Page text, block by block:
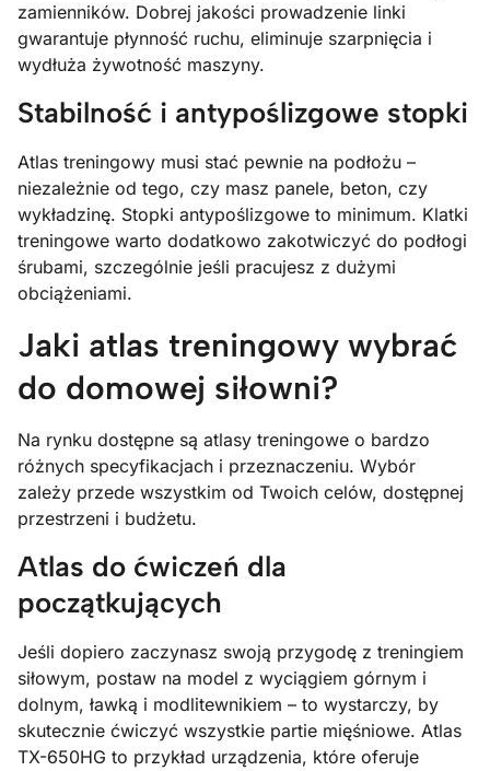
zamienników. Dobrej jakości prowadzenie linki
gwarantuje płynność ruchu, eliminuje szarpnięcia i
wydłuża żywotność maszyny.
Stabilność i antypoślizgowe stopki
Atlas treningowy musi stać pewnie na podłożu –
niezależnie od tego, czy masz panele, beton, czy
wykładzinę. Stopki antypoślizgowe to minimum. Klatki
treningowe warto dodatkowo zakotwiczyć do podłogi
śrubami, szczególnie jeśli pracujesz z dużymi
obciążeniami.
Jaki atlas treningowy wybrać
do domowej siłowni?
Na rynku dostępne są atlasy treningowe o bardzo
różnych specyfikacjach i przeznaczeniu. Wybór
zależy przede wszystkim od Twoich celów, dostępnej
przestrzeni i budżetu.
Atlas do ćwiczeń dla
początkujących
Jeśli dopiero zaczynasz swoją przygodę z treningiem
siłowym, postaw na model z wyciągiem górnym i
dolnym, ławką i modlitewnikiem – to wystarczy, by
skutecznie ćwiczyć wszystkie partie mięśniowe. Atlas
TX-650HG to przykład urządzenia, które oferuje